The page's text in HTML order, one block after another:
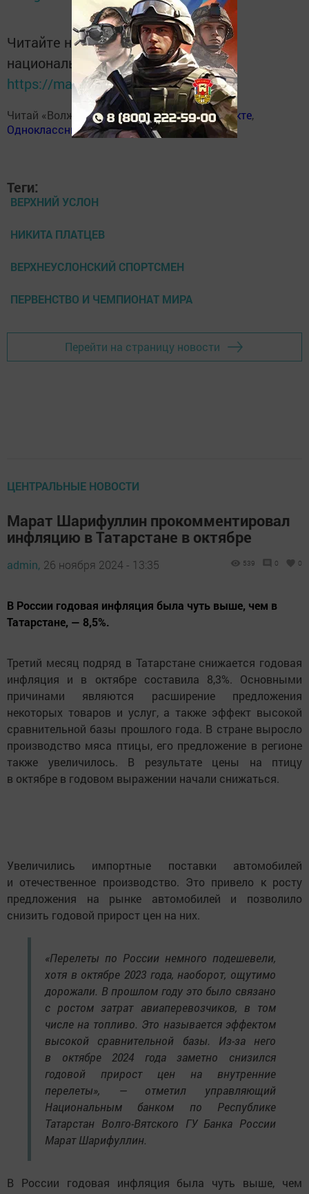
Читайте новости Татарстана в
национальном мессенджере MАХ:
https://max.ru/tatmedia
Читай «Волжскую новь» вТелеграм,Вконтакте,
Одноклассники,Дзен
Теги:
ВЕРХНИЙ УСЛОН
НИКИТА ПЛАТЦЕВ
ВЕРХНЕУСЛОНСКИЙ СПОРТСМЕН
ПЕРВЕНСТВО И ЧЕМПИОНАТ МИРА
Перейти на страницу новости
ЦЕНТРАЛЬНЫЕ НОВОСТИ
Марат Шарифуллин прокомментировал
инфляцию в Татарстане в октябре
admin, 26 ноября 2024 - 13:35 539 0 0
В России годовая инфляция была чуть выше, чем в
Татарстане, — 8,5%.
Третий месяц подряд в Татарстане снижается годовая
инфляция и в октябре составила 8,3%. Основными
причинами являются расширение предложения
некоторых товаров и услуг, а также эффект высокой
сравнительной базы прошлого года. В стране выросло
производство мяса птицы, его предложение в регионе
также увеличилось. В результате цены на птицу
в октябре в годовом выражении начали снижаться.
Увеличились импортные поставки автомобилей
и отечественное производство. Это привело к росту
предложения на рынке автомобилей и позволило
снизить годовой прирост цен на них.
«Перелеты по России немного подешевели,
хотя в октябре 2023 года, наоборот, ощутимо
дорожали. В прошлом году это было связано
с ростом затрат авиаперевозчиков, в том
числе на топливо. Это называется эффектом
высокой сравнительной базы. Из-за него
в октябре 2024 года заметно снизился
годовой прирост цен на внутренние
перелеты», — отметил управляющий
Национальным банком по Республике
Татарстан Волго-Вятского ГУ Банка России
Марат Шарифуллин.
В России годовая инфляция была чуть выше, чем